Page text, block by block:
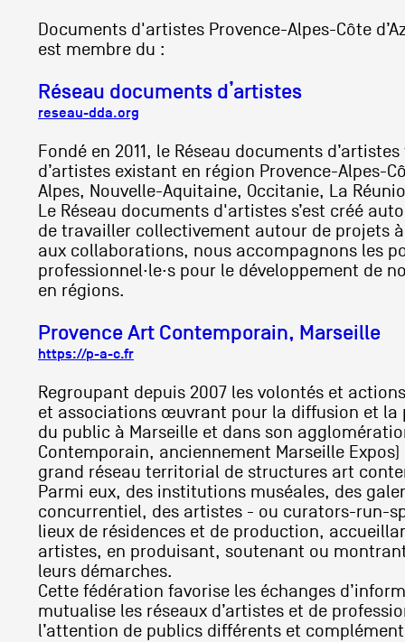
Documents d'artistes Provence-Alpes-Côte
est membre du :
Réseau documents d’artistes
reseau-dda.org
Fondé en 2011, le Réseau documents
d’artistes existant en région Provence-Alpes-
Alpes, Nouvelle-Aquitaine, Occitanie, La
Le Réseau documents d'artistes s’est créé
de travailler collectivement autour de projets
aux collaborations, nous accompagnons les
professionnel·le·s pour le développement de
en régions.
Provence Art Contemporain, Marseille
https://p-a-c.fr
Regroupant depuis 2007 les volontés et
et associations œuvrant pour la diffusion et la
du public à Marseille et dans son
Contemporain, anciennement Marseille
grand réseau territorial de structures art
Parmi eux, des institutions muséales, des
concurrentiel, des artistes - ou curators-run-
lieux de résidences et de production,
artistes, en produisant, soutenant ou
leurs démarches.
Cette fédération favorise les échanges
mutualise les réseaux d’artistes et de
l’attention de publics différents et